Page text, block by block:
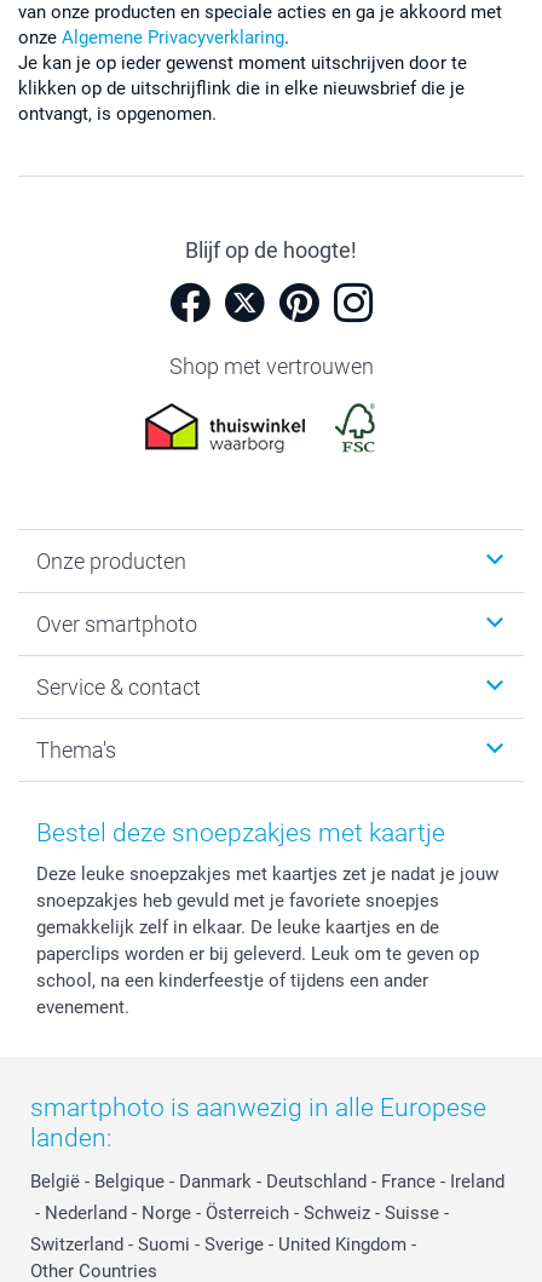
van onze producten en speciale acties en ga je akkoord met
onze Algemene Privacyverklaring.
Je kan je op ieder gewenst moment uitschrijven door te
klikken op de uitschrijflink die in elke nieuwsbrief die je
ontvangt, is opgenomen.
Blijf op de hoogte!
Shop met vertrouwen
Onze producten
Fotoboeken
Fotocadeaus
Kaarten
Over smartphoto
Vacatures
Bestelproces
Herroepingsrecht
Cookiebeleid
Reviews
Prijslijst
Investor Relations
Service & contact
Tevredenheidsgarantie
Mijn orderstatus
smartfriends
service@smartphoto.nl
Affiliate partnerprogramma
Partnerships
Influencer partnerprogramma
Thema's
Baby
Vaderdag
Huwelijk
Bestel deze snoepzakjes met kaartje
Deze leuke snoepzakjes met kaartjes zet je nadat je jouw
snoepzakjes heb gevuld met je favoriete snoepjes
gemakkelijk zelf in elkaar. De leuke kaartjes en de
paperclips worden er bij geleverd. Leuk om te geven op
school, na een kinderfeestje of tijdens een ander
evenement.
smartphoto is aanwezig in alle Europese
landen:
België - Belgique - Danmark - Deutschland - France - Ireland
- Nederland - Norge - Österreich - Schweiz - Suisse -
Switzerland - Suomi - Sverige - United Kingdom -
Other Countries